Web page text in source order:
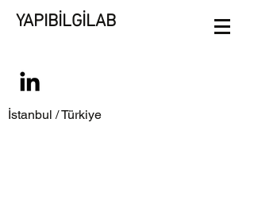
YAPIBİLGİLAB
İstanbul / Türkiye